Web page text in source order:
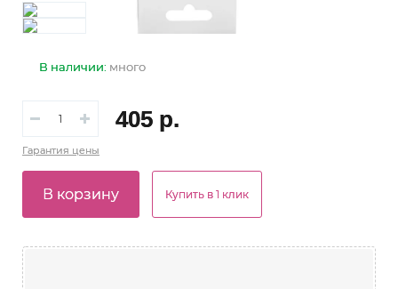
В наличии: много
Гарантия цены
405 р.
В корзину Купить в 1 клик